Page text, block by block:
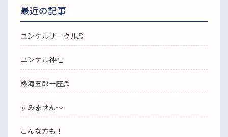
最近の記事
ユンケルサークル♬
ユンケル神社
熱海五郎一座♬
すみません〜
こんな方も！